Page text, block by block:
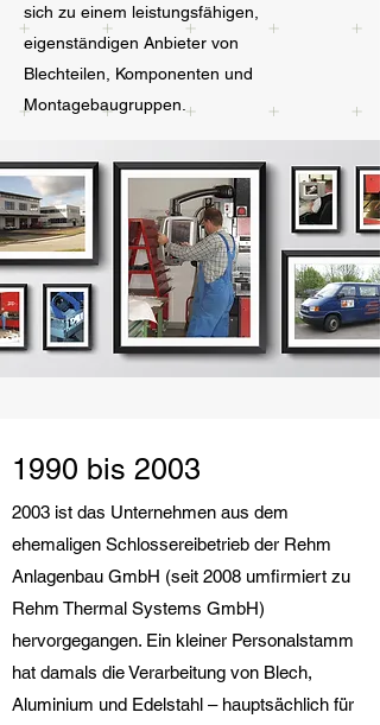
sich zu einem leistungsfähigen,
eigenständigen Anbieter von
Blechteilen, Komponenten und
Montagebaugruppen.
1990 bis 2003
2003 ist das Unternehmen aus dem
ehemaligen Schlossereibetrieb der Rehm
Anlagenbau GmbH (seit 2008 umfirmiert zu
Rehm Thermal Systems GmbH)
hervorgegangen. Ein kleiner Personalstamm
hat damals die Verarbeitung von Blech,
Aluminium und Edelstahl – hauptsächlich für